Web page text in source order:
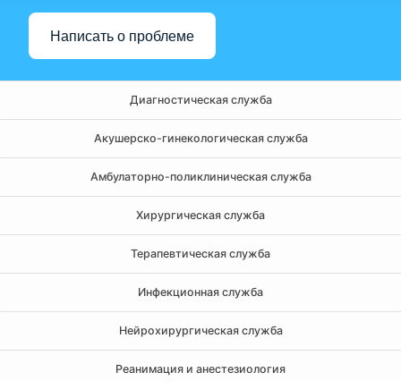
Написать о проблеме
Диагностическая служба
Акушерско-гинекологическая служба
Амбулаторно-поликлиническая служба
Хирургическая служба
Терапевтическая служба
Инфекционная служба
Нейрохирургическая служба
Реанимация и анестезиология